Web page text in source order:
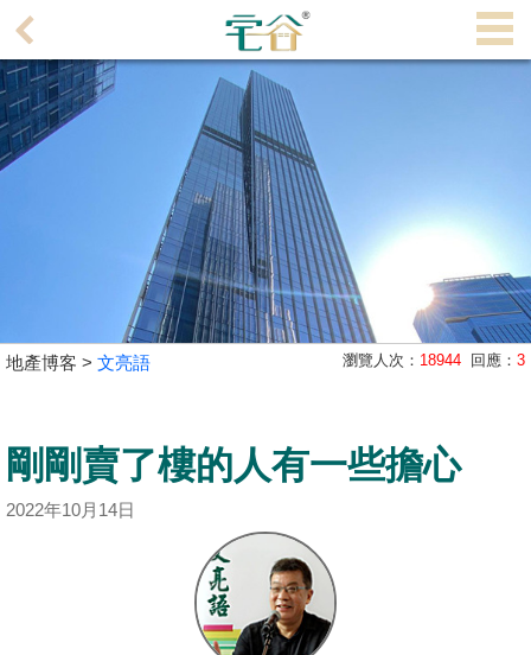
理
主
頁
主
宅
谷
地產博客 > 文亮語 瀏覽人次： 18944 回應： 3
剛剛賣了樓的人有一些擔心
2022年10月14日